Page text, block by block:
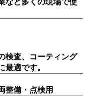
など多くの現場で使
検査、コーティング
最適です。
整備・点検用